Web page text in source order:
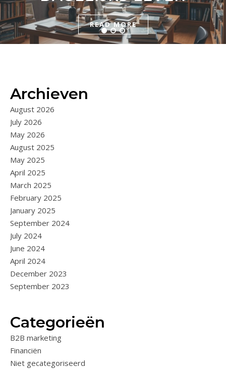
READ MORE
READ MORE
READ MORE
Archieven
August 2026
July 2026
May 2026
August 2025
May 2025
April 2025
March 2025
February 2025
January 2025
September 2024
July 2024
June 2024
April 2024
December 2023
September 2023
Categorieën
B2B marketing
Financiën
Niet gecategoriseerd